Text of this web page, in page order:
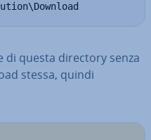
di questa directory senza
stessa, quindi